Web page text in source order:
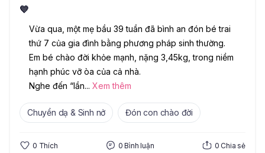
💙
Vừa qua, một mẹ bầu 39 tuần đã bình an đón bé trai
thứ 7 của gia đình bằng phương pháp sinh thường.
Em bé chào đời khỏe mạnh, nặng 3,45kg, trong niềm
hạnh phúc vỡ òa của cả nhà.
Nghe đến “lần... Xem thêm
Chuyển dạ & Sinh nở Đón con chào đời
0 Thích 0 Bình luận 0 Chia sẻ